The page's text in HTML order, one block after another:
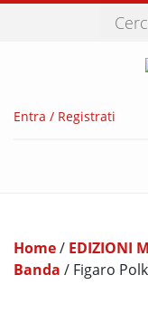
Entra / Registrati
Home/ EDIZIONI
Banda / Figaro